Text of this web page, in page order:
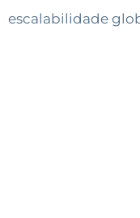
escalabilidade